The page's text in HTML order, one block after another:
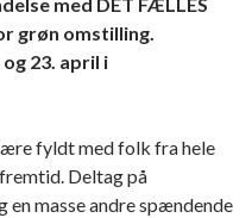
med DET FÆLLES
grøn omstilling.
23. april i
fyldt med folk fra hele
Deltag på
masse andre spændende